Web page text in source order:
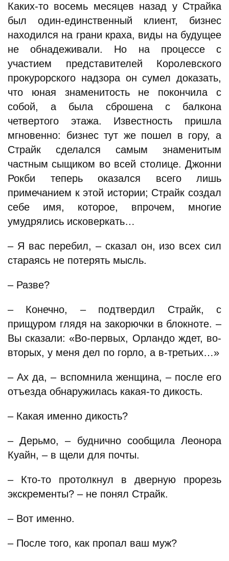
Каких-то восемь месяцев назад у Страйка
был один-единственный клиент, бизнес
находился на грани краха, виды на будущее
не обнадеживали. Но на процессе с
участием представителей Королевского
прокурорского надзора он сумел доказать,
что юная знаменитость не покончила с
собой, а была сброшена с балкона
четвертого этажа. Известность пришла
мгновенно: бизнес тут же пошел в гору, а
Страйк сделался самым знаменитым
частным сыщиком во всей столице. Джонни
Рокби теперь оказался всего лишь
примечанием к этой истории; Страйк создал
себе имя, которое, впрочем, многие
умудрялись исковеркать…
– Я вас перебил, – сказал он, изо всех сил
стараясь не потерять мысль.
– Разве?
– Конечно, – подтвердил Страйк, с
прищуром глядя на закорючки в блокноте. –
Вы сказали: «Во-первых, Орландо ждет, во-
вторых, у меня дел по горло, а в-третьих…»
– Ах да, – вспомнила женщина, – после его
отъезда обнаружилась какая-то дикость.
– Какая именно дикость?
– Дерьмо, – буднично сообщила Леонора
Куайн, – в щели для почты.
– Кто-то протолкнул в дверную прорезь
экскременты? – не понял Страйк.
– Вот именно.
– После того, как пропал ваш муж?